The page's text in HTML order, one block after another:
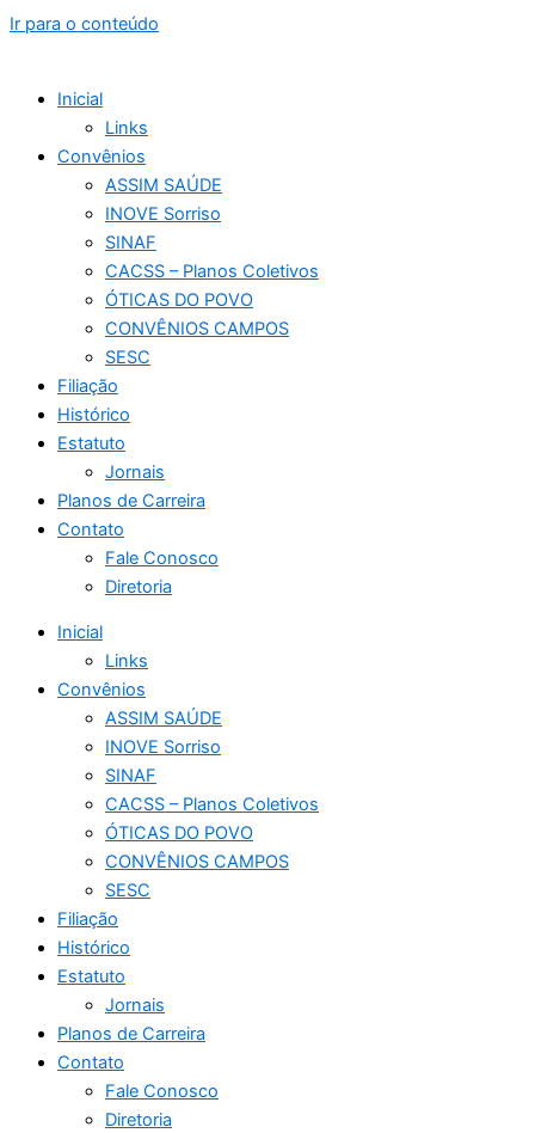
Ir para o conteúdo
Inicial
Links
Convênios
ASSIM SAÚDE
INOVE Sorriso
SINAF
CACSS – Planos Coletivos
ÓTICAS DO POVO
CONVÊNIOS CAMPOS
SESC
Filiação
Histórico
Estatuto
Jornais
Planos de Carreira
Contato
Fale Conosco
Diretoria
Inicial
Links
Convênios
ASSIM SAÚDE
INOVE Sorriso
SINAF
CACSS – Planos Coletivos
ÓTICAS DO POVO
CONVÊNIOS CAMPOS
SESC
Filiação
Histórico
Estatuto
Jornais
Planos de Carreira
Contato
Fale Conosco
Diretoria